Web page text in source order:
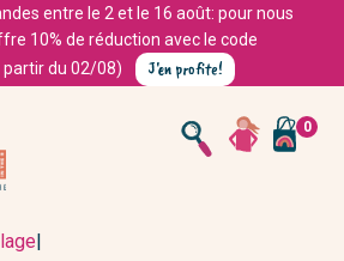
entre le 2 et le 16 août: pour nous
10% de réduction avec le code
partir du 02/08)
J'en profite!
0
|